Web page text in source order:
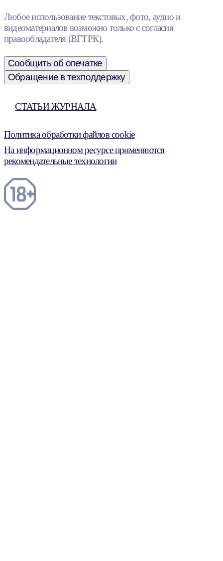
Любое использование текстовых, фото, аудио и
видеоматериалов возможно только с согласия
правообладателя (ВГТРК).
Сообщить об опечатке
Обращение в техподдержку
СТАТЬИ ЖУРНАЛА
Политика обработки файлов cookie
На информационном ресурсе применяются
рекомендательные технологии